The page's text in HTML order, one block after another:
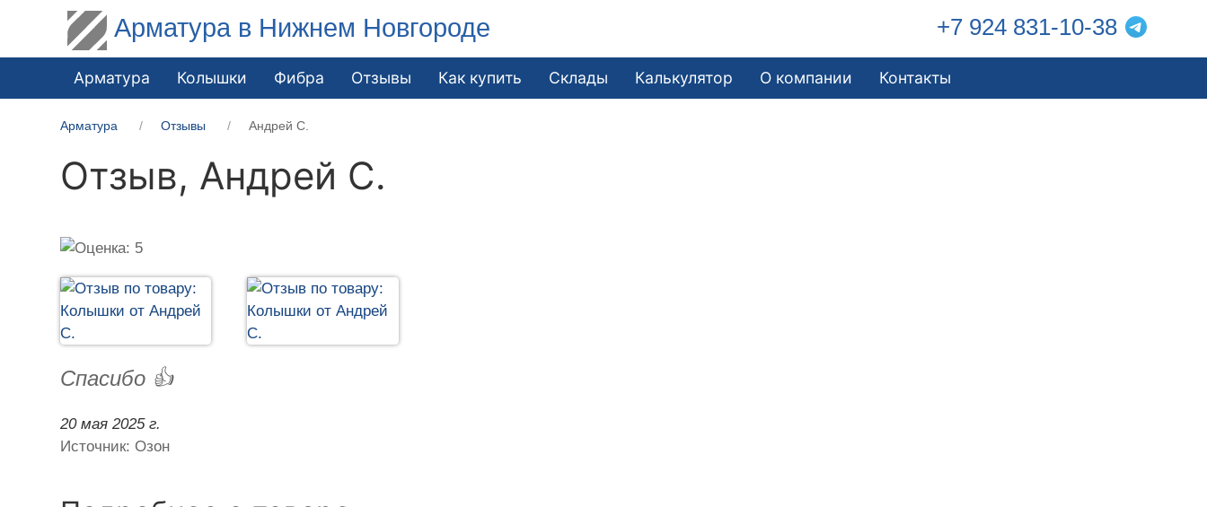
Арматура в Нижнем Новгороде +7 924 831-10-38
Арматура Колышки Фибра Отзывы Как купить Склады Калькулятор О компании Контакты
Арматура Отзывы Андрей С.
Отзыв, Андрей С.
Спасибо 👍
20 мая 2025 г.
Источник: Озон